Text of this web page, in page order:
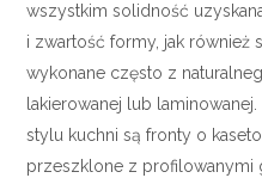
wszystkim solidność
i zwartość formy, jak również
wykonane często z
lakierowanej lub
stylu kuchni są fronty o
przeszklone z profilowanymi